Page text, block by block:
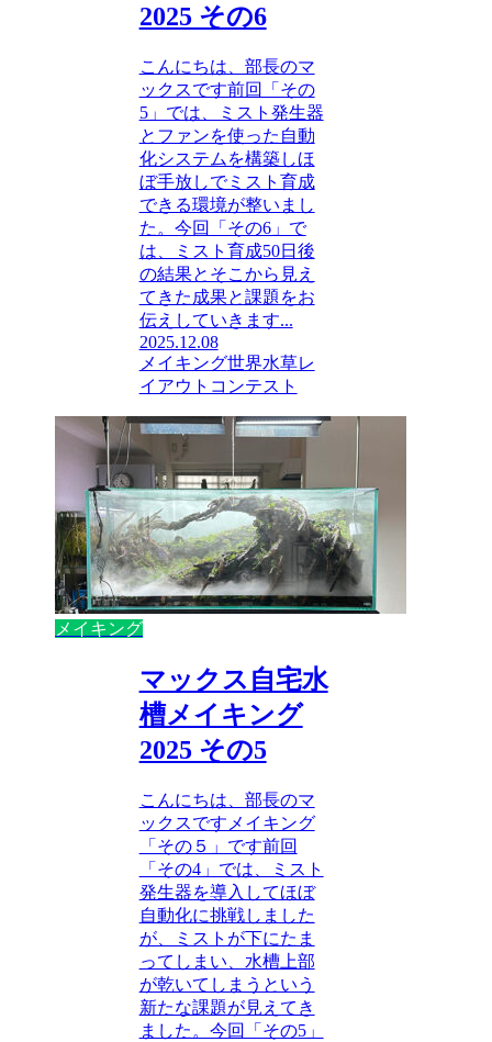
2025 その6
こんにちは、部長のマ
ックスです前回「その
5」では、ミスト発生器
とファンを使った自動
化システムを構築しほ
ぼ手放しでミスト育成
できる環境が整いまし
た。今回「その6」で
は、ミスト育成50日後
の結果とそこから見え
てきた成果と課題をお
伝えしていきます...
2025.12.08
メイキング世界水草レ
イアウトコンテスト
メイキング
マックス自宅水
槽メイキング
2025 その5
こんにちは、部長のマ
ックスですメイキング
「その５」です前回
「その4」では、ミスト
発生器を導入してほぼ
自動化に挑戦しました
が、ミストが下にたま
ってしまい、水槽上部
が乾いてしまうという
新たな課題が見えてき
ました。今回「その5」